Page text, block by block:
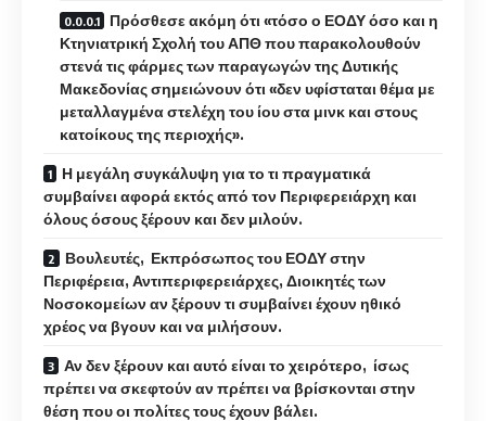
Πρόσθεσε ακόμη ότι «τόσο ο ΕΟΔΥ όσο και η
Κτηνιατρική Σχολή του ΑΠΘ που παρακολουθούν
στενά τις φάρμες των παραγωγών της Δυτικής
Μακεδονίας σημειώνουν ότι «δεν υφίσταται θέμα με
μεταλλαγμένα στελέχη του ίου στα μινκ και στους
κατοίκους της περιοχής».
Η μεγάλη συγκάλυψη για το τι πραγματικά
συμβαίνει αφορά εκτός από τον Περιφερειάρχη και
όλους όσους ξέρουν και δεν μιλούν.
Βουλευτές, Εκπρόσωπος του ΕΟΔΥ στην
Περιφέρεια, Αντιπεριφερειάρχες, Διοικητές των
Νοσοκομείων αν ξέρουν τι συμβαίνει έχουν ηθικό
χρέος να βγουν και να μιλήσουν.
Αν δεν ξέρουν και αυτό είναι το χειρότερο, ίσως
πρέπει να σκεφτούν αν πρέπει να βρίσκονται στην
θέση που οι πολίτες τους έχουν βάλει.